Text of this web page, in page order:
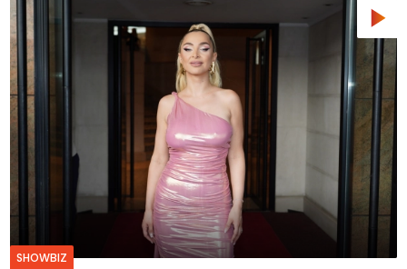
SHOWBIZ